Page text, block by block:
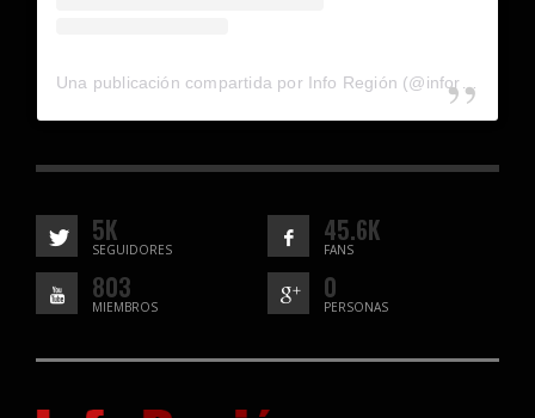
5K
SEGUIDORES
45.6K
FANS
803
MIEMBROS
0
PERSONAS